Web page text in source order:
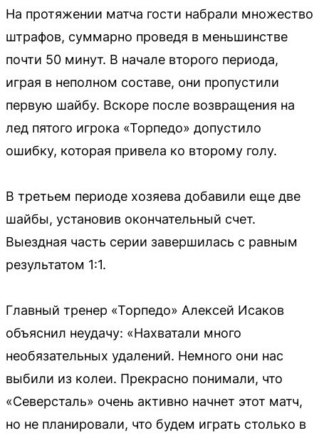
На протяжении матча гости набрали множество
штрафов, суммарно проведя в меньшинстве
почти 50 минут. В начале второго периода,
играя в неполном составе, они пропустили
первую шайбу. Вскоре после возвращения на
лед пятого игрока «Торпедо» допустило
ошибку, которая привела ко второму голу.
В третьем периоде хозяева добавили еще две
шайбы, установив окончательный счет.
Выездная часть серии завершилась с равным
результатом 1:1.
Главный тренер «Торпедо» Алексей Исаков
объяснил неудачу: «Нахватали много
необязательных удалений. Немного они нас
выбили из колеи. Прекрасно понимали, что
«Северсталь» очень активно начнет этот матч,
но не планировали, что будем играть столько в